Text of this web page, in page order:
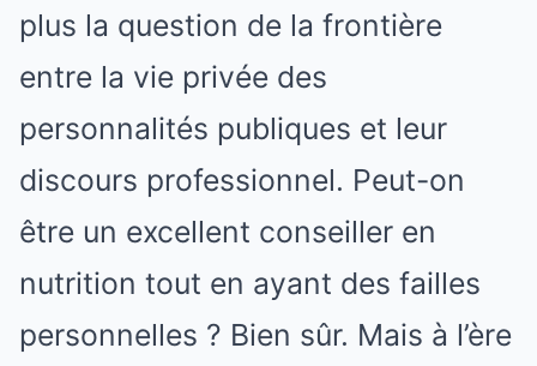
plus la question de la frontière
entre la vie privée des
personnalités publiques et leur
discours professionnel. Peut-on
être un excellent conseiller en
nutrition tout en ayant des failles
personnelles ? Bien sûr. Mais à l’ère